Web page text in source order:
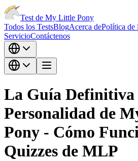
Test de My Little Pony
Todos los TestsBlogAcerca dePolítica de
ServicioContáctenos
La Guía Definitiva
Personalidad de
Pony - Cómo
Quizzes de MLP